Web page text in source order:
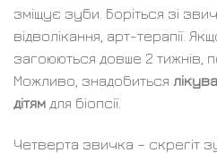
зміщує зуби. Боріться зі
відволікання, арт-терапії.
загоюються довше 2 тижнів,
Можливо, знадобиться
дітям для біопсії.
Четверта звичка – скрегіт